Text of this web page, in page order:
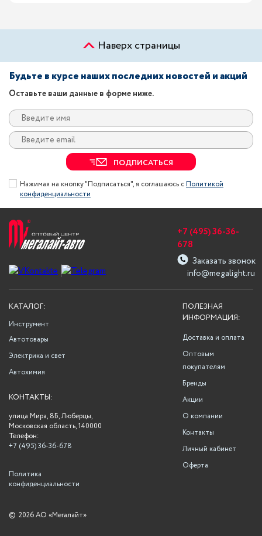
Наверх страницы
Будьте в курсе наших последних новостей и акций
Оставьте ваши данные в форме ниже.
ПОДПИСАТЬСЯ
Нажимая на кнопку "Подписаться", я соглашаюсь сПолитикой
конфиденциальности
info@megalight.ru
+7 (495) 36-36-
678
Заказать звонок
ПОЛЕЗНАЯ
ИНФОРМАЦИЯ:
Доставка и оплата
Оптовым
покупателям
Бренды
Акции
О компании
Контакты
Личный кабинет
Оферта
КАТАЛОГ:
Инструмент
Автотовары
Электрика и свет
Автохимия
КОНТАКТЫ:
улица Мира, 8Б, Люберцы,
Московская область, 140000
Телефон:
+7 (495) 36-36-678
Политика
конфиденциальности
© 2026 АО «Мегалайт»